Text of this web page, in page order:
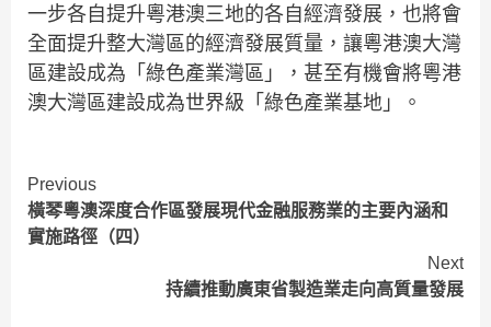
一步各自提升粵港澳三地的各自經濟發展，也將會
全面提升整大灣區的經濟發展質量，讓粵港澳大灣
區建設成為「綠色產業灣區」，甚至有機會將粵港
澳大灣區建設成為世界級「綠色產業基地」。
Continue
Reading
Previous
橫琴粵澳深度合作區發展現代金融服務業的主要內涵和
實施路徑（四）
Next
持續推動廣東省製造業走向高質量發展